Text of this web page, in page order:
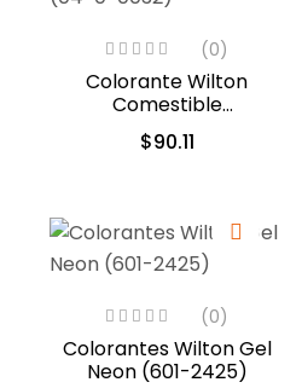
(0)
Colorante Wilton
Comestible
Naranja/Orange 28.3gr.
(04-0-0032)
$90.11
(0)
Colorantes Wilton Gel
Neon (601-2425)